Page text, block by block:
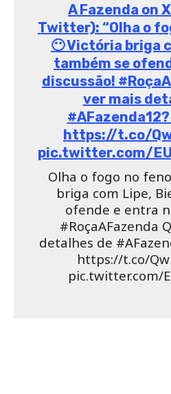
A Fazenda on
Twitter): “Olha o
😶 Victória briga
também se
discussão!
ver mais
https://t.co/
pic.twitter.com/
Olha o fogo no
briga com Lipe,
ofende e entra
#RoçaAFazenda
detalhes de
https://t.co/
pic.twitter.com/